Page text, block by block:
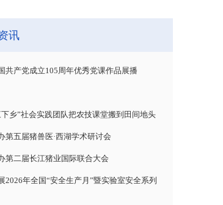
讯
共产党成立105周年优秀党课作品展播
乡”社会实践团队把农技课堂搬到田间地头
第五届猪兽医·西湖学术研讨会
第二届长江猪业国际联合大会
2026年全国“安全生产月”暨实验室安全系列